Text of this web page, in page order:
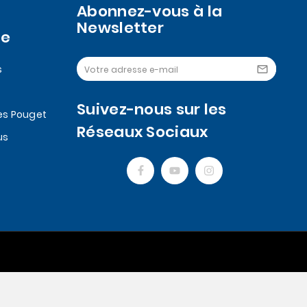
Pouget
Abonnez-vous à la
Newsletter

Suivez-nous sur les
Réseaux Sociaux